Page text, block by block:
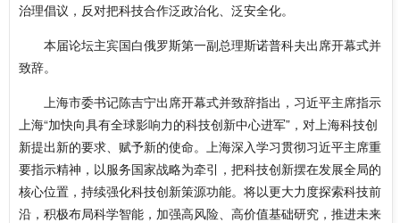
治理倡议，反对把科技合作泛政治化、泛安全化。
本届论坛主宾国白俄罗斯第一副总理斯诺普科夫出席开幕式并
致辞。
上海市委书记陈吉宁出席开幕式并致辞指出，习近平主席指示
上海“加快向具有全球影响力的科技创新中心进军”，对上海科技创
新提出新的要求、赋予新的使命。上海深入学习贯彻习近平主席重
要指示精神，以服务国家战略为牵引，把科技创新摆在发展全局的
核心位置，持续强化科技创新策源功能。将以更大力度探索科技前
沿，积极布局科学智能，加强高风险、高价值基础研究，推进未来